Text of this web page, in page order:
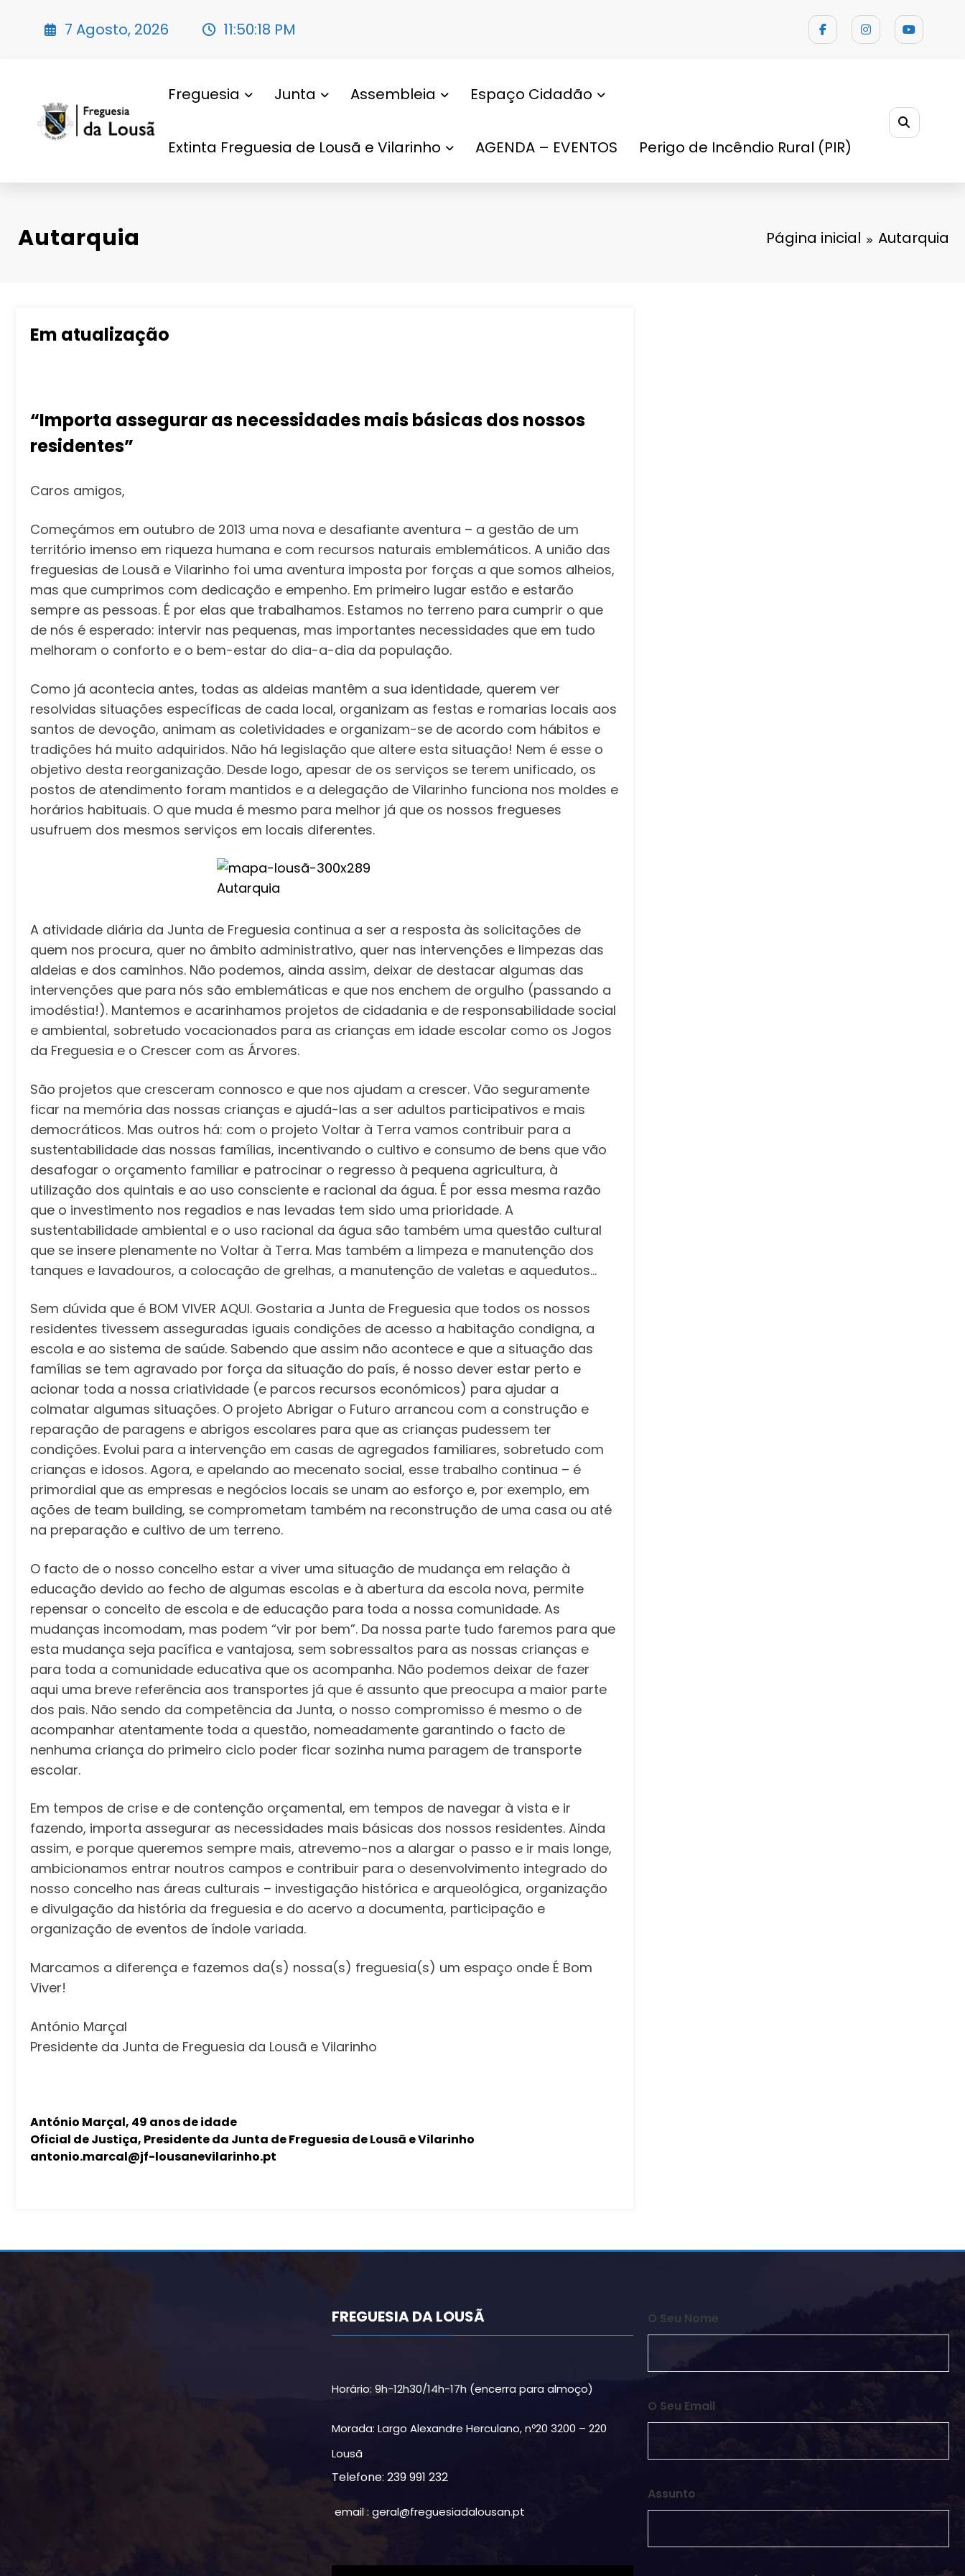
7 Agosto, 2026 11:50:20 PM
Freguesia Junta Assembleia Espaço Cidadão
Extinta Freguesia de Lousã e Vilarinho AGENDA – EVENTOS Perigo de Incêndio Rural (PIR)
Autarquia Página inicial Autarquia
Em atualização
“Importa assegurar as necessidades mais básicas dos nossos
residentes”
Caros amigos,
Começámos em outubro de 2013 uma nova e desafiante aventura – a gestão de um
território imenso em riqueza humana e com recursos naturais emblemáticos. A união das
freguesias de Lousã e Vilarinho foi uma aventura imposta por forças a que somos alheios,
mas que cumprimos com dedicação e empenho. Em primeiro lugar estão e estarão
sempre as pessoas. É por elas que trabalhamos. Estamos no terreno para cumprir o que
de nós é esperado: intervir nas pequenas, mas importantes necessidades que em tudo
melhoram o conforto e o bem-estar do dia-a-dia da população.
Como já acontecia antes, todas as aldeias mantêm a sua identidade, querem ver
resolvidas situações específicas de cada local, organizam as festas e romarias locais aos
santos de devoção, animam as coletividades e organizam-se de acordo com hábitos e
tradições há muito adquiridos. Não há legislação que altere esta situação! Nem é esse o
objetivo desta reorganização. Desde logo, apesar de os serviços se terem unificado, os
postos de atendimento foram mantidos e a delegação de Vilarinho funciona nos moldes e
horários habituais. O que muda é mesmo para melhor já que os nossos fregueses
usufruem dos mesmos serviços em locais diferentes.
A atividade diária da Junta de Freguesia continua a ser a resposta às solicitações de
quem nos procura, quer no âmbito administrativo, quer nas intervenções e limpezas das
aldeias e dos caminhos. Não podemos, ainda assim, deixar de destacar algumas das
intervenções que para nós são emblemáticas e que nos enchem de orgulho (passando a
imodéstia!). Mantemos e acarinhamos projetos de cidadania e de responsabilidade social
e ambiental, sobretudo vocacionados para as crianças em idade escolar como os Jogos
da Freguesia e o Crescer com as Árvores.
São projetos que cresceram connosco e que nos ajudam a crescer. Vão seguramente
ficar na memória das nossas crianças e ajudá-las a ser adultos participativos e mais
democráticos. Mas outros há: com o projeto Voltar à Terra vamos contribuir para a
sustentabilidade das nossas famílias, incentivando o cultivo e consumo de bens que vão
desafogar o orçamento familiar e patrocinar o regresso à pequena agricultura, à
utilização dos quintais e ao uso consciente e racional da água. É por essa mesma razão
que o investimento nos regadios e nas levadas tem sido uma prioridade. A
sustentabilidade ambiental e o uso racional da água são também uma questão cultural
que se insere plenamente no Voltar à Terra. Mas também a limpeza e manutenção dos
tanques e lavadouros, a colocação de grelhas, a manutenção de valetas e aquedutos…
Sem dúvida que é BOM VIVER AQUI. Gostaria a Junta de Freguesia que todos os nossos
residentes tivessem asseguradas iguais condições de acesso a habitação condigna, a
escola e ao sistema de saúde. Sabendo que assim não acontece e que a situação das
famílias se tem agravado por força da situação do país, é nosso dever estar perto e
acionar toda a nossa criatividade (e parcos recursos económicos) para ajudar a
colmatar algumas situações. O projeto Abrigar o Futuro arrancou com a construção e
reparação de paragens e abrigos escolares para que as crianças pudessem ter
condições. Evolui para a intervenção em casas de agregados familiares, sobretudo com
crianças e idosos. Agora, e apelando ao mecenato social, esse trabalho continua – é
primordial que as empresas e negócios locais se unam ao esforço e, por exemplo, em
ações de team building, se comprometam também na reconstrução de uma casa ou até
na preparação e cultivo de um terreno.
O facto de o nosso concelho estar a viver uma situação de mudança em relação à
educação devido ao fecho de algumas escolas e à abertura da escola nova, permite
repensar o conceito de escola e de educação para toda a nossa comunidade. As
mudanças incomodam, mas podem “vir por bem”. Da nossa parte tudo faremos para que
esta mudança seja pacífica e vantajosa, sem sobressaltos para as nossas crianças e
para toda a comunidade educativa que os acompanha. Não podemos deixar de fazer
aqui uma breve referência aos transportes já que é assunto que preocupa a maior parte
dos pais. Não sendo da competência da Junta, o nosso compromisso é mesmo o de
acompanhar atentamente toda a questão, nomeadamente garantindo o facto de
nenhuma criança do primeiro ciclo poder ficar sozinha numa paragem de transporte
escolar.
Em tempos de crise e de contenção orçamental, em tempos de navegar à vista e ir
fazendo, importa assegurar as necessidades mais básicas dos nossos residentes. Ainda
assim, e porque queremos sempre mais, atrevemo-nos a alargar o passo e ir mais longe,
ambicionamos entrar noutros campos e contribuir para o desenvolvimento integrado do
nosso concelho nas áreas culturais – investigação histórica e arqueológica, organização
e divulgação da história da freguesia e do acervo a documenta, participação e
organização de eventos de índole variada.
Marcamos a diferença e fazemos da(s) nossa(s) freguesia(s) um espaço onde É Bom
Viver!
António Marçal
Presidente da Junta de Freguesia da Lousã e Vilarinho
António Marçal, 49 anos de idade
Oficial de Justiça, Presidente da Junta de Freguesia de Lousã e Vilarinho
antonio.marcal@jf-lousanevilarinho.pt
FREGUESIA DA LOUSÃ
Horário: 9h-12h30/14h-17h (encerra para almoço)
Morada: Largo Alexandre Herculano, nº20 3200 – 220
Lousã
Telefone: 239 991 232
email : geral@freguesiadalousan.pt
O Seu Nome
O Seu Email
Assunto